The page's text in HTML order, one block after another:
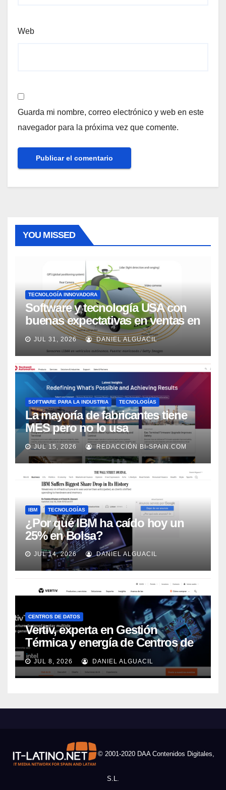
Web
Guarda mi nombre, correo electrónico y web en este
navegador para la próxima vez que comente.
YOU MISSED
TECNOLOGÍA INNOVADORA
Software y tecnología USA con
buenas expectativas en ventas en
los próximos 2 años, según
Market Watch
JUL 31, 2026 DANIEL ALGUACIL
SOFTWARE PARA LA INDUSTRIA TECNOLOGÍAS
La mayoría de fabricantes tiene
MES pero no lo usa
adecuadamente, según Rockwell
Automation
JUL 15, 2026 REDACCIÓN BI-SPAIN.COM
IBM TECNOLOGÍAS
¿Por qué IBM ha caído hoy un
25% en Bolsa?
JUL 14, 2026 DANIEL ALGUACIL
CENTROS DE DATOS
Vertiv, experta en Gestión
Térmica y energía de Centros de
Datos, sigue su crecimiento
imparable
JUL 8, 2026 DANIEL ALGUACIL
© 2001-2020 DAA Contenidos Digitales,
S.L.